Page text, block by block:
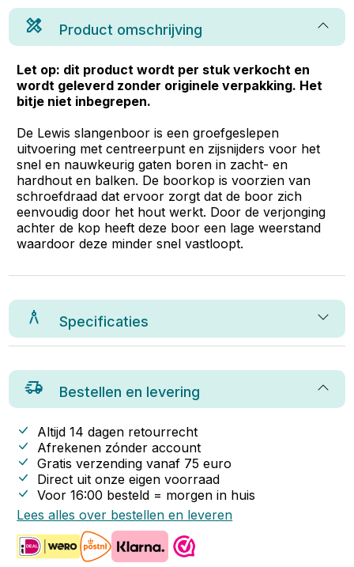
Product omschrijving
Let op: dit product wordt per stuk verkocht en
wordt geleverd zonder originele verpakking. Het
bitje niet inbegrepen.
De Lewis slangenboor is een groefgeslepen
uitvoering met centreerpunt en zijsnijders voor het
snel en nauwkeurig gaten boren in zacht- en
hardhout en balken. De boorkop is voorzien van
schroefdraad dat ervoor zorgt dat de boor zich
eenvoudig door het hout werkt. Door de verjonging
achter de kop heeft deze boor een lage weerstand
waardoor deze minder snel vastloopt.
Specificaties
Bestellen en levering
Altijd 14 dagen retourrecht
Afrekenen zónder account
Gratis verzending vanaf 75 euro
Direct uit onze eigen voorraad
Voor 16:00 besteld = morgen in huis
Lees alles over bestellen en leveren